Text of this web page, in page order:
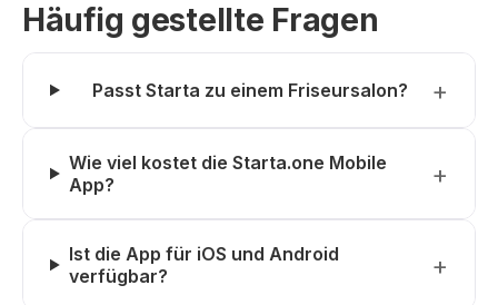
Häufig gestellte Fragen
Passt Starta zu einem Friseursalon?
Wie viel kostet die Starta.one Mobile
App?
Ist die App für iOS und Android
verfügbar?